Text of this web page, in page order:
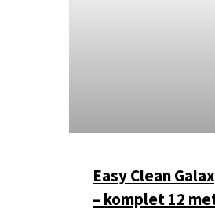
Easy Clean
– komplet 12